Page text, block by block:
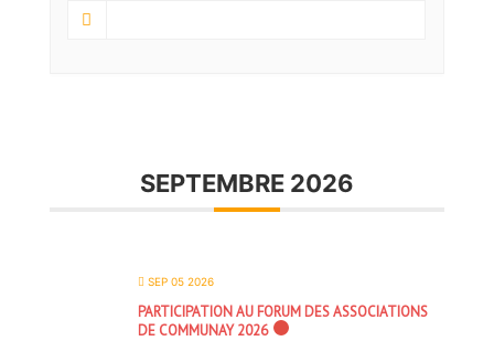
SEPTEMBRE 2026
SEP 05 2026
PARTICIPATION AU FORUM DES ASSOCIATIONS
DE COMMUNAY 2026